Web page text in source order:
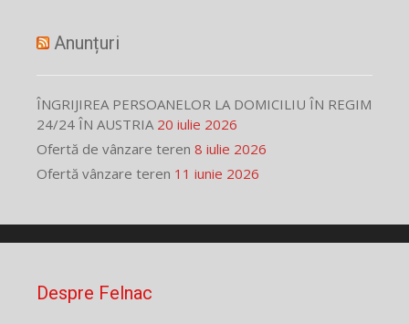
Anunțuri
ÎNGRIJIREA PERSOANELOR LA DOMICILIU ÎN REGIM
24/24 ÎN AUSTRIA 20 iulie 2026
Ofertă de vânzare teren 8 iulie 2026
Ofertă vânzare teren 11 iunie 2026
Despre Felnac